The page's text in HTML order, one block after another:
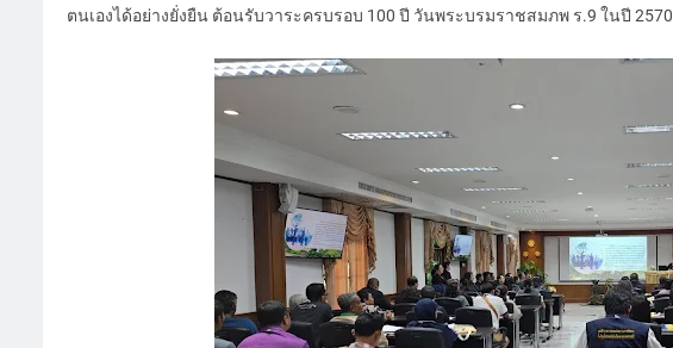
ตนเองได้อย่างยั่งยืน ต้อนรับวาระครบรอบ 100 ปี วันพระบรมราชสมภพ ร.9 ในปี 2570